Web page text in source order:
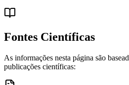
Fontes Científicas
As informações nesta página são
publicações científicas: